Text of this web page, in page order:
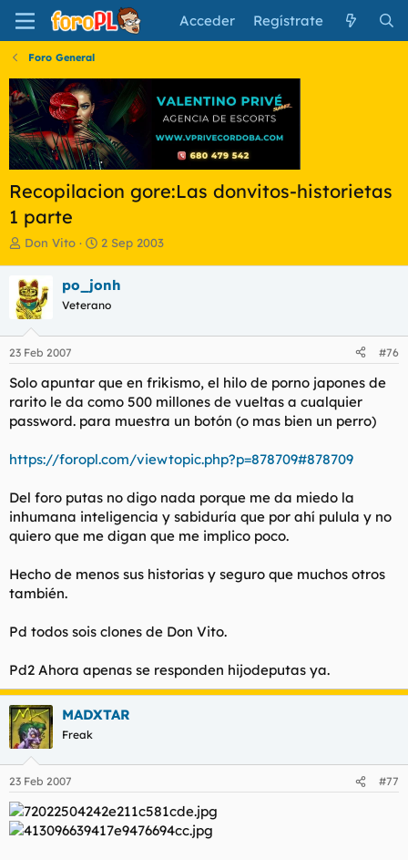
Acceder Regístrate
Foro General
Recopilacion gore:Las donvitos-historietas
1 parte
I
c
i
a
d
o
d
e
l
e
m
Don Vito
F
h
a
e
i
c
i
2 Sep 2003
po_jonh
Veterano
23 Feb 2007 #76
Solo apuntar que en frikismo, el hilo de porno japones de
rarito le da como 500 millones de vueltas a cualquier
password. para muestra un botón (o mas bien un perro)
https://foropl.com/viewtopic.php?p=878709#878709
Del foro putas no digo nada porque me da miedo la
inhumana inteligencia y sabiduría que por ahí pulula y no
quiero que me digan que me implico poco.
Hecho de menos sus historias y seguro que muchos otros
también.
Pd todos sois clones de Don Vito.
Pd2 Ahora apenas se responden hijodeputas ya.
MADXTAR
Freak
23 Feb 2007 #77